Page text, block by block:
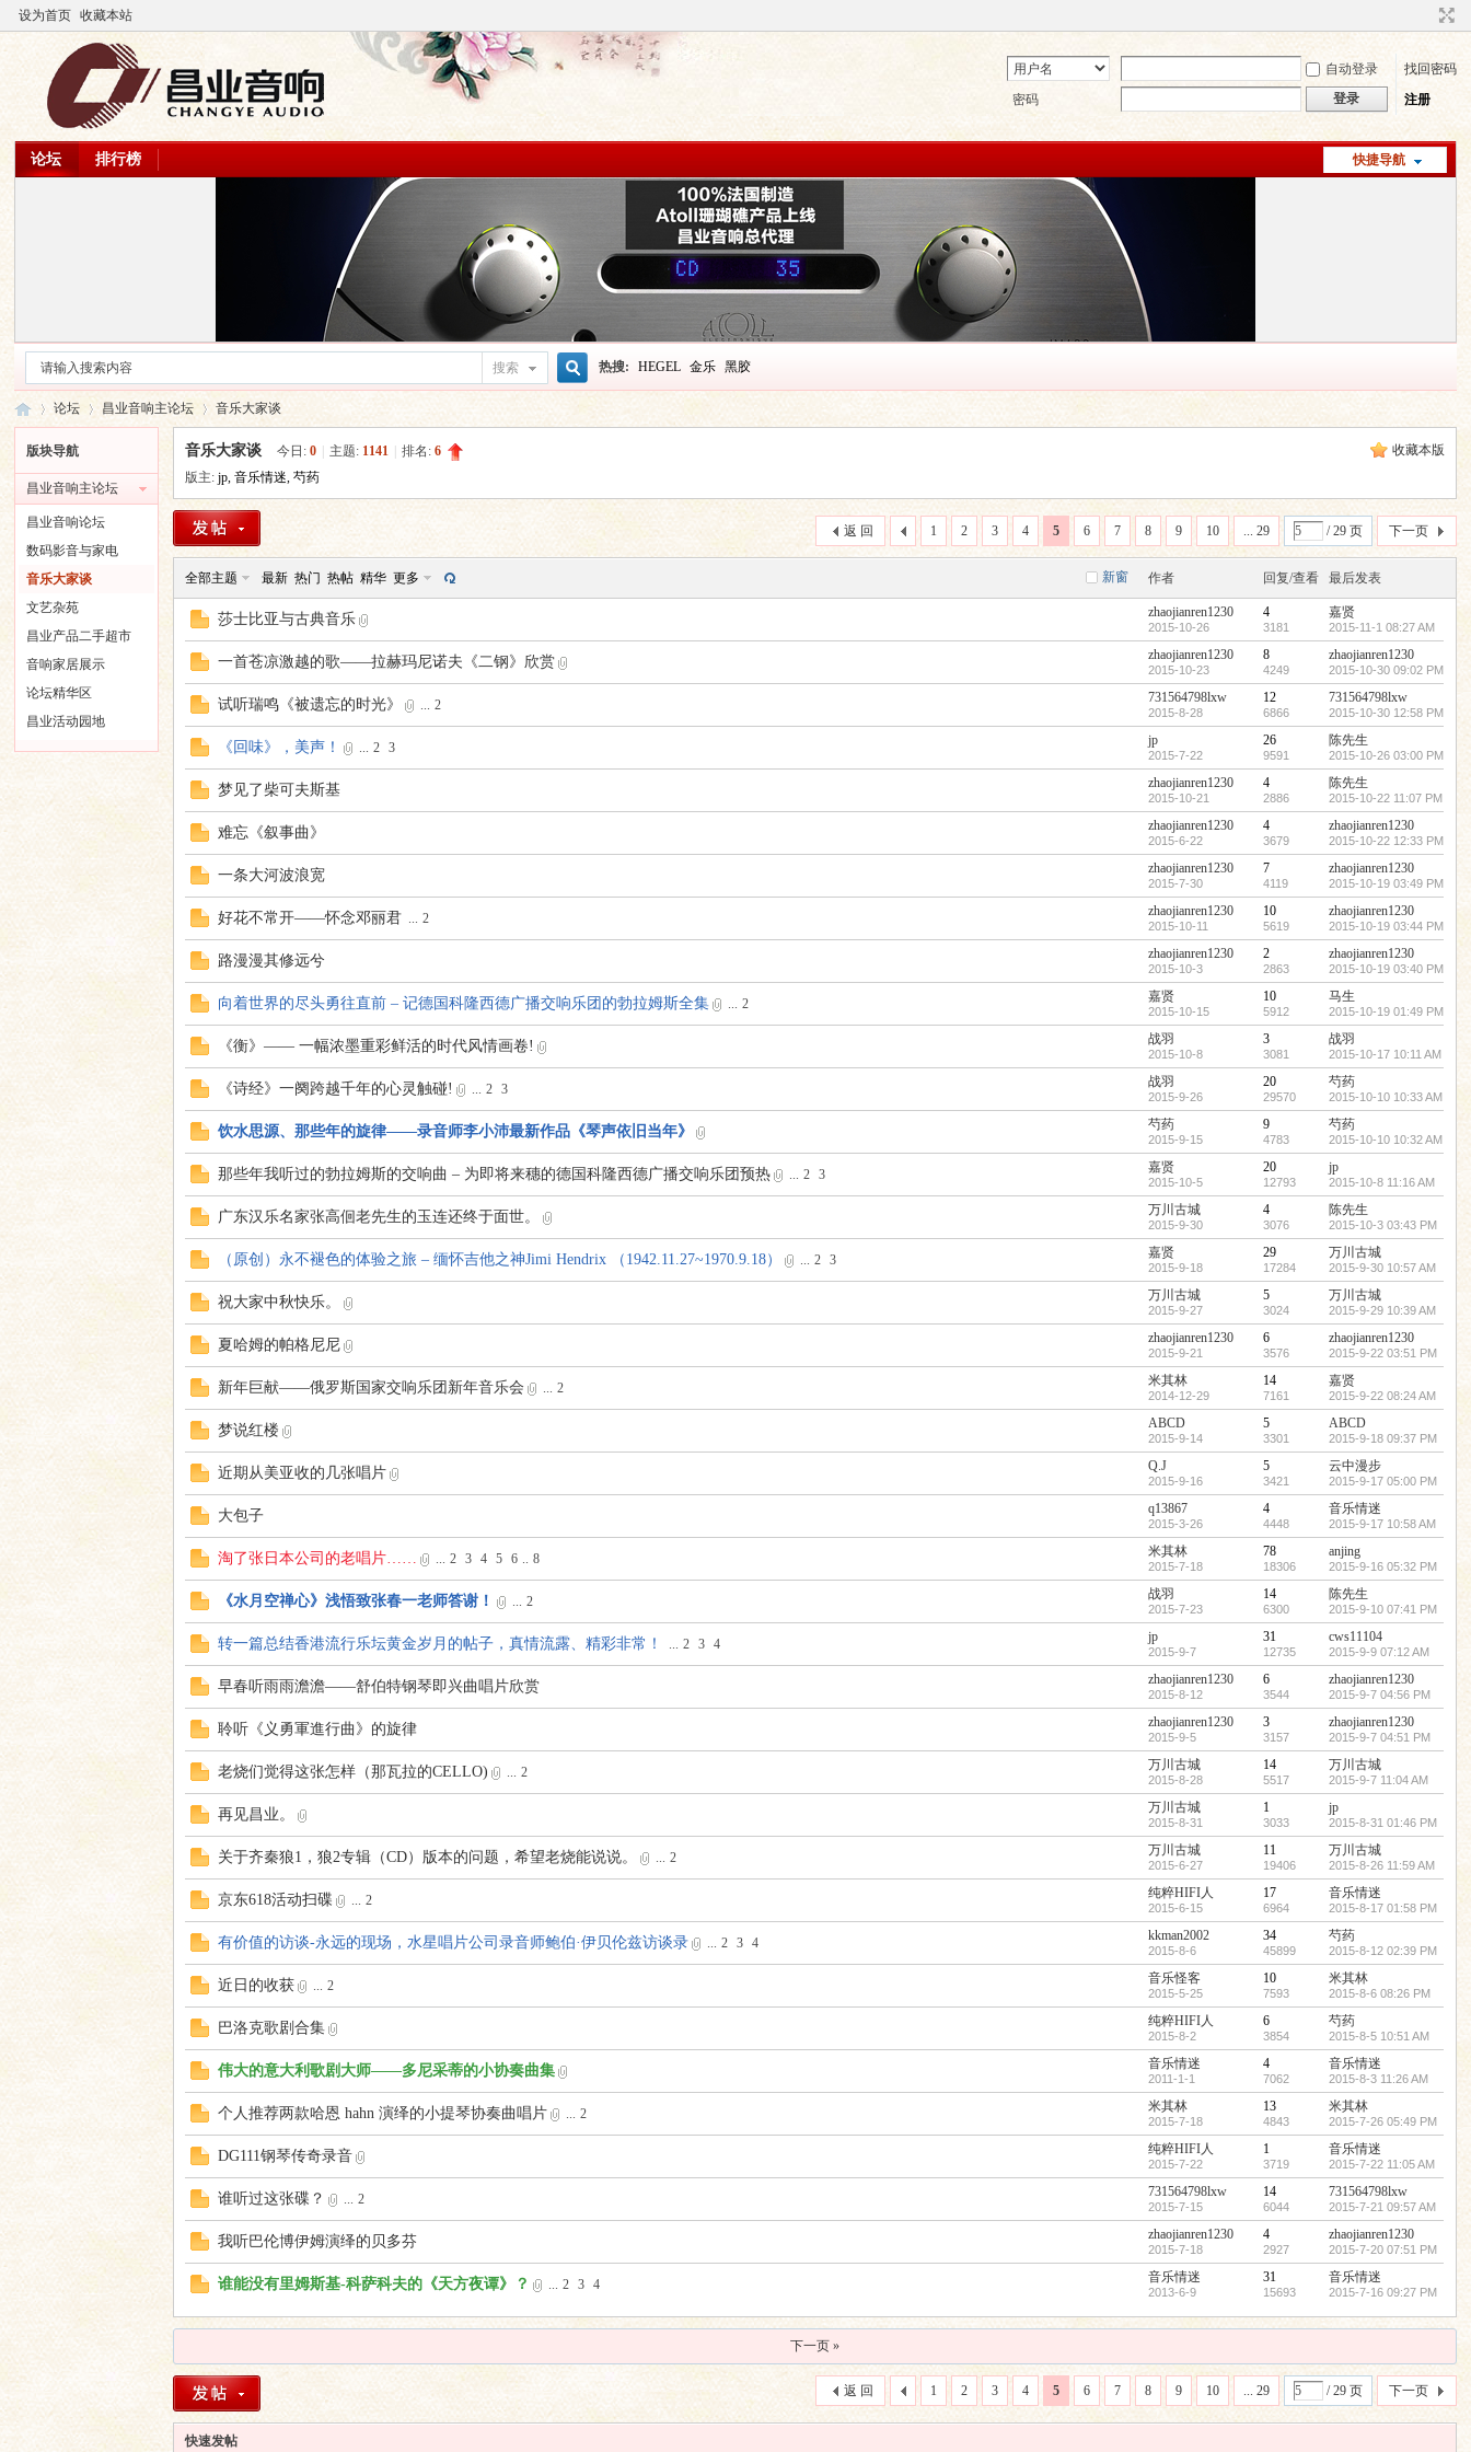
设为首页 收藏本站
自动登录
找回密码
密码
登录 注册
快捷导航
论坛 排行榜
搜索
搜
热搜: HEGEL 金乐 黑胶
昌
业
音
主
论
»
论坛
›
昌业音响主论坛
›
音乐大家谈
版块导航
昌业音响主论坛
昌业音响论坛
数码影音与家电
音乐大家谈
文艺杂苑
昌业产品二手超市
音响家居展示
论坛精华区
昌业活动园地
收藏本版
音乐大家谈 今日:0 主题: 1141 排名:6
版主:jp,音乐情迷,芍药
1 2 3 4 5 6 7 8 9 10 ... 29 / 29 页 下一页
返 回
新窗
全部主题 最新 热门 热帖 精华 更多 作者 回复/查看 最后发表
莎士比亚与古典音乐 zhaojianren1230
2015-10-26
4
3181
嘉贤
2015-11-1 08:27 AM
一首苍凉激越的歌——拉赫玛尼诺夫《二钢》欣赏 zhaojianren1230
2015-10-23
8
4249
zhaojianren1230
2015-10-30 09:02 PM
试听瑞鸣《被遗忘的时光》 ... 2 731564798lxw
2015-8-28
12
6866
731564798lxw
2015-10-30 12:58 PM
《回味》，美声！ ... 2 3 jp
2015-7-22
26
9591
陈先生
2015-10-26 03:00 PM
梦见了柴可夫斯基 zhaojianren1230
2015-10-21
4
2886
陈先生
2015-10-22 11:07 PM
难忘《叙事曲》 zhaojianren1230
2015-6-22
4
3679
zhaojianren1230
2015-10-22 12:33 PM
一条大河波浪宽 zhaojianren1230
2015-7-30
7
4119
zhaojianren1230
2015-10-19 03:49 PM
好花不常开——怀念邓丽君 ... 2 zhaojianren1230
2015-10-11
10
5619
zhaojianren1230
2015-10-19 03:44 PM
路漫漫其修远兮 zhaojianren1230
2015-10-3
2
2863
zhaojianren1230
2015-10-19 03:40 PM
向着世界的尽头勇往直前 – 记德国科隆西德广播交响乐团的勃拉姆斯全集 ... 2 嘉贤
2015-10-15
10
5912
马生
2015-10-19 01:49 PM
《衡》—— 一幅浓墨重彩鲜活的时代风情画卷! 战羽
2015-10-8
3
3081
战羽
2015-10-17 10:11 AM
《诗经》一阕跨越千年的心灵触碰! ... 2 3 战羽
2015-9-26
20
29570
芍药
2015-10-10 10:33 AM
饮水思源、那些年的旋律——录音师李小沛最新作品《琴声依旧当年》 芍药
2015-9-15
9
4783
芍药
2015-10-10 10:32 AM
那些年我听过的勃拉姆斯的交响曲 – 为即将来穗的德国科隆西德广播交响乐团预热 ... 2 3 嘉贤
2015-10-5
20
12793
jp
2015-10-8 11:16 AM
广东汉乐名家张高佪老先生的玉连还终于面世。 万川古城
2015-9-30
4
3076
陈先生
2015-10-3 03:43 PM
（原创）永不褪色的体验之旅 – 缅怀吉他之神Jimi Hendrix （1942.11.27~1970.9.18） ... 2 3 嘉贤
2015-9-18
29
17284
万川古城
2015-9-30 10:57 AM
祝大家中秋快乐。 万川古城
2015-9-27
5
3024
万川古城
2015-9-29 10:39 AM
夏哈姆的帕格尼尼 zhaojianren1230
2015-9-21
6
3576
zhaojianren1230
2015-9-22 03:51 PM
新年巨献——俄罗斯国家交响乐团新年音乐会 ... 2 米其林
2014-12-29
14
7161
嘉贤
2015-9-22 08:24 AM
梦说红楼 ABCD
2015-9-14
5
3301
ABCD
2015-9-18 09:37 PM
近期从美亚收的几张唱片 Q.J
2015-9-16
5
3421
云中漫步
2015-9-17 05:00 PM
大包子 q13867
2015-3-26
4
4448
音乐情迷
2015-9-17 10:58 AM
淘了张日本公司的老唱片…… ... 2 3 4 5 6 .. 8 米其林
2015-7-18
78
18306
anjing
2015-9-16 05:32 PM
《水月空禅心》浅悟致张春一老师答谢！ ... 2 战羽
2015-7-23
14
6300
陈先生
2015-9-10 07:41 PM
转一篇总结香港流行乐坛黄金岁月的帖子，真情流露、精彩非常！ ... 2 3 4 jp
2015-9-7
31
12735
cws11104
2015-9-9 07:12 AM
早春听雨雨澹澹——舒伯特钢琴即兴曲唱片欣赏 zhaojianren1230
2015-8-12
6
3544
zhaojianren1230
2015-9-7 04:56 PM
聆听《义勇軍進行曲》的旋律 zhaojianren1230
2015-9-5
3
3157
zhaojianren1230
2015-9-7 04:51 PM
老烧们觉得这张怎样（那瓦拉的CELLO) ... 2 万川古城
2015-8-28
14
5517
万川古城
2015-9-7 11:04 AM
再见昌业。 万川古城
2015-8-31
1
3033
jp
2015-8-31 01:46 PM
关于齐秦狼1，狼2专辑（CD）版本的问题，希望老烧能说说。 ... 2 万川古城
2015-6-27
11
19406
万川古城
2015-8-26 11:59 AM
京东618活动扫碟 ... 2 纯粹HIFI人
2015-6-15
17
6964
音乐情迷
2015-8-17 01:58 PM
有价值的访谈-永远的现场，水星唱片公司录音师鲍伯·伊贝伦兹访谈录 ... 2 3 4 kkman2002
2015-8-6
34
45899
芍药
2015-8-12 02:39 PM
近日的收获 ... 2 音乐怪客
2015-5-25
10
7593
米其林
2015-8-6 08:26 PM
巴洛克歌剧合集 纯粹HIFI人
2015-8-2
6
3854
芍药
2015-8-5 10:51 AM
伟大的意大利歌剧大师——多尼采蒂的小协奏曲集 音乐情迷
2011-1-1
4
7062
音乐情迷
2015-8-3 11:26 AM
个人推荐两款哈恩 hahn 演绎的小提琴协奏曲唱片 ... 2 米其林
2015-7-18
13
4843
米其林
2015-7-26 05:49 PM
DG111钢琴传奇录音 纯粹HIFI人
2015-7-22
1
3719
音乐情迷
2015-7-22 11:05 AM
谁听过这张碟？ ... 2 731564798lxw
2015-7-15
14
6044
731564798lxw
2015-7-21 09:57 AM
我听巴伦博伊姆演绎的贝多芬 zhaojianren1230
2015-7-18
4
2927
zhaojianren1230
2015-7-20 07:51 PM
谁能没有里姆斯基-科萨科夫的《天方夜谭》？ ... 2 3 4 音乐情迷
2013-6-9
31
15693
音乐情迷
2015-7-16 09:27 PM
下一页 »
1 2 3 4 5 6 7 8 9 10 ... 29 / 29 页 下一页
返 回
快速发帖